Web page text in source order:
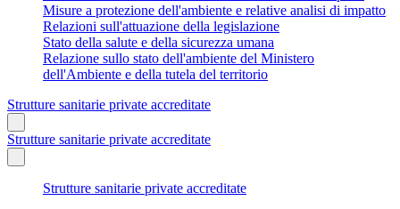
Misure a protezione dell'ambiente e relative analisi di impatto
Relazioni sull'attuazione della legislazione
Stato della salute e della sicurezza umana
Relazione sullo stato dell'ambiente del Ministero
dell'Ambiente e della tutela del territorio
Strutture sanitarie private accreditate
Strutture sanitarie private accreditate
Strutture sanitarie private accreditate